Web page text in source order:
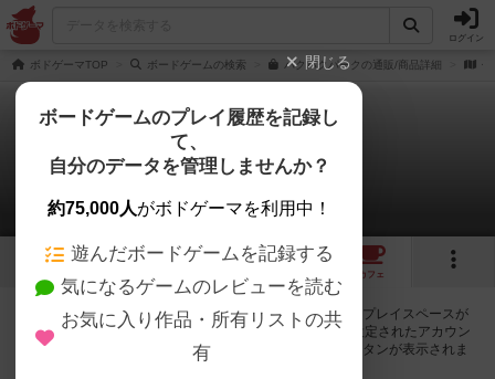
ログイン
ボドゲーマTOP ボードゲームの検索 パクパクパークの通販/商品詳細 作
パクパクパーク
12店のカフェ/スペースが提供中
4 6
カフェ
パクパクパークで遊ぶことができるボードゲームカフェ・プレイスペースが
12店登録されています。公開プロフィールの都道府県が設定されたアカウン
トでログインすると、同じ都道府県内の店舗に絞り込むボタンが表示されま
閉じる
ボードゲームのプレイ履歴を記録し
て、
自分のデータを管理しませんか？
約75,000人がボドゲーマを利用中！
遊んだボードゲームを記録する
気になるゲームのレビューを読む
お気に入り作品・所有リストの共
有